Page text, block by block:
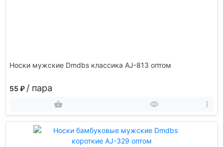
Носки мужские Dmdbs классика AJ-813 оптом
55 ₽ / пара